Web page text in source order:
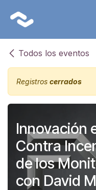
Todos los eventos
Registros cerrados
Innovación
Contra
de los
con David